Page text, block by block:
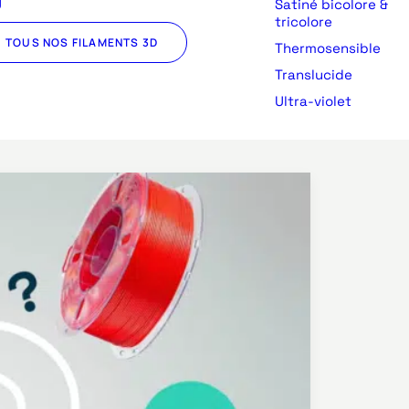
TOUS NOS FILAMENTS 3D
Satiné bicolore &
tricolore
Thermosensible
Translucide
Ultra-violet